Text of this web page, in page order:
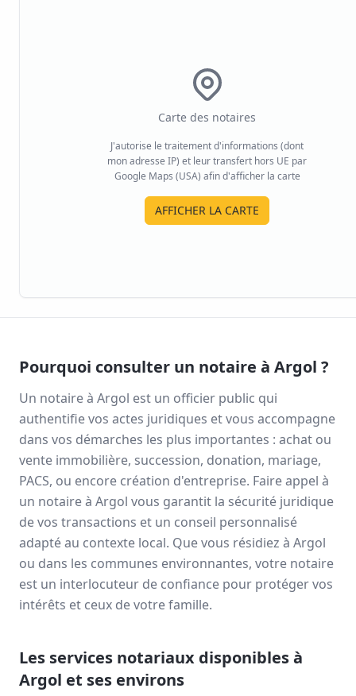
Carte des notaires
J'autorise le traitement d'informations (dont
mon adresse IP) et leur transfert hors UE par
Google Maps (USA) afin d'afficher la carte
AFFICHER LA CARTE
Pourquoi consulter un notaire à Argol ?
Un notaire à Argol est un officier public qui
authentifie vos actes juridiques et vous accompagne
dans vos démarches les plus importantes : achat ou
vente immobilière, succession, donation, mariage,
PACS, ou encore création d'entreprise. Faire appel à
un notaire à Argol vous garantit la sécurité juridique
de vos transactions et un conseil personnalisé
adapté au contexte local. Que vous résidiez à Argol
ou dans les communes environnantes, votre notaire
est un interlocuteur de confiance pour protéger vos
intérêts et ceux de votre famille.
Les services notariaux disponibles à
Argol et ses environs